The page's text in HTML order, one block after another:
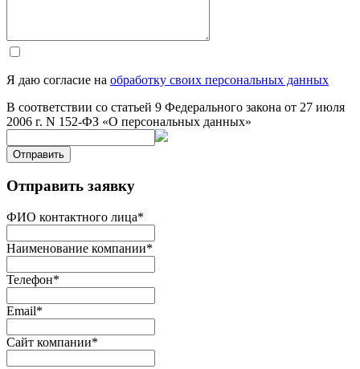
Я даю согласие на обработку своих персональных данных
В соответствии со статьей 9 Федерального закона от 27 июля
2006 г. N 152-ФЗ «О персональных данных»
Отправить
Отправить заявку
ФИО контактного лица*
Наименование компании*
Телефон*
Email*
Сайт компании*